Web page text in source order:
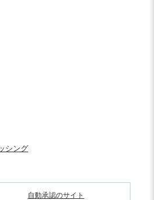
シング
自動承認のサイト